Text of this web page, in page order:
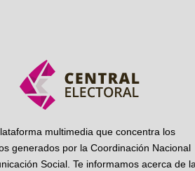
multimedia que concentra los
generados por la Coordinación Nacional
Social. Te informamos acerca de